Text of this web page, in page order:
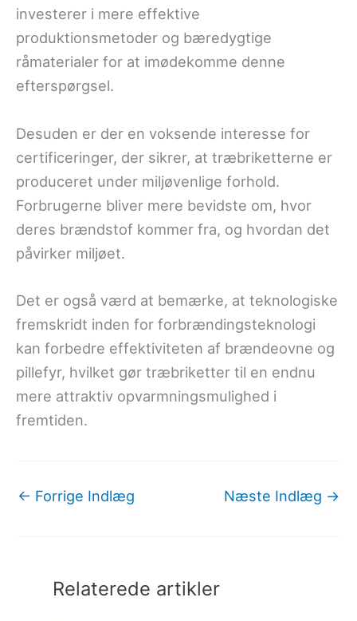
investerer i mere effektive
produktionsmetoder og bæredygtige
råmaterialer for at imødekomme denne
efterspørgsel.
Desuden er der en voksende interesse for
certificeringer, der sikrer, at træbriketterne er
produceret under miljøvenlige forhold.
Forbrugerne bliver mere bevidste om, hvor
deres brændstof kommer fra, og hvordan det
påvirker miljøet.
Det er også værd at bemærke, at teknologiske
fremskridt inden for forbrændingsteknologi
kan forbedre effektiviteten af brændeovne og
pillefyr, hvilket gør træbriketter til en endnu
mere attraktiv opvarmningsmulighed i
fremtiden.
← Forrige Indlæg Næste Indlæg →
Relaterede artikler